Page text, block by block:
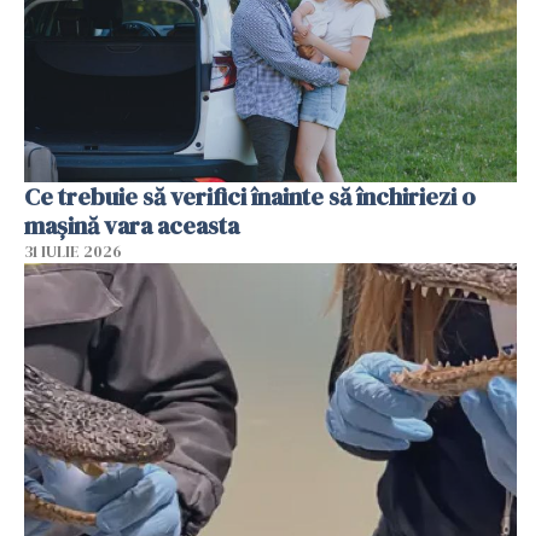
Ce trebuie să verifici înainte să închiriezi o
mașină vara aceasta
31 IULIE 2026